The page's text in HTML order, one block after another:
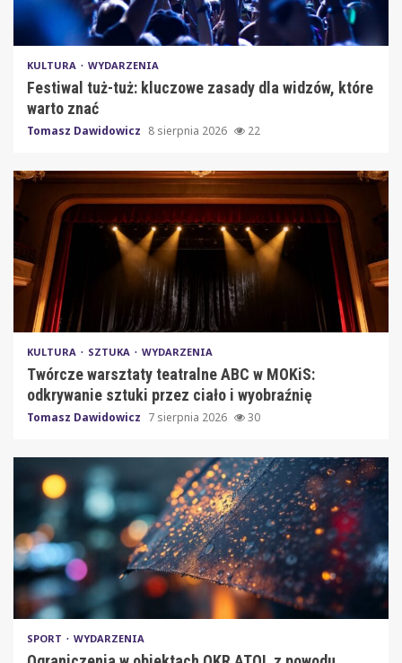
KULTURA WYDARZENIA
Festiwal tuż-tuż: kluczowe zasady dla widzów, które
warto znać
Tomasz Dawidowicz 8 sierpnia 2026 22
KULTURA SZTUKA WYDARZENIA
Twórcze warsztaty teatralne ABC w MOKiS:
odkrywanie sztuki przez ciało i wyobraźnię
Tomasz Dawidowicz 7 sierpnia 2026 30
SPORT WYDARZENIA